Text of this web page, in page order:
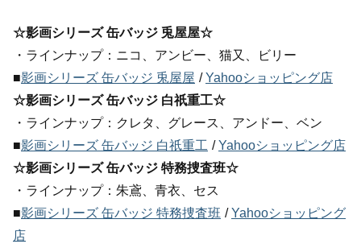
☆影画シリーズ 缶バッジ 兎屋屋☆
・ラインナップ：ニコ、アンビー、猫又、ビリー
■影画シリーズ 缶バッジ 兎屋屋 /Yahooショッピング店
☆影画シリーズ 缶バッジ 白祇重工☆
・ラインナップ：クレタ、グレース、アンドー、ベン
■影画シリーズ 缶バッジ 白祇重工 /Yahooショッピング店
☆影画シリーズ 缶バッジ 特務捜査班☆
・ラインナップ：朱鳶、青衣、セス
■影画シリーズ 缶バッジ 特務捜査班 /Yahooショッピング
店